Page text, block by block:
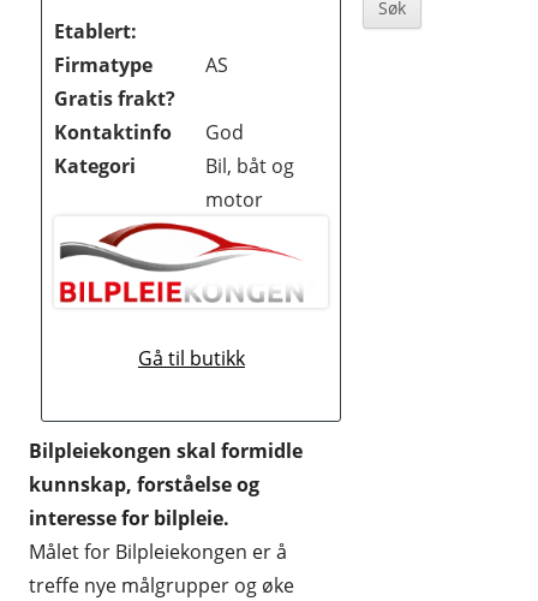
BØKER OG MAGASINER
GULL, JUVELER OG KLOKKER
Etablert:
Firmatype
AS
Gratis frakt?
Kontaktinfo
God
Kategori
Bil, båt og
motor
Gå til butikk
Bilpleiekongen skal formidle
kunnskap, forståelse og
interesse for bilpleie.
Målet for Bilpleiekongen er å
treffe nye målgrupper og øke
Sidebar